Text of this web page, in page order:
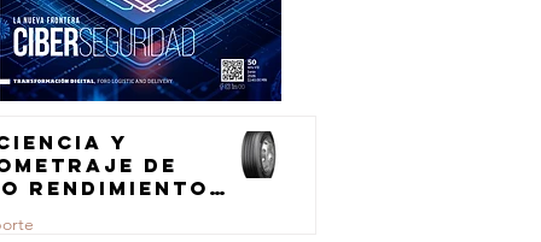
y
de
rendimiento
de